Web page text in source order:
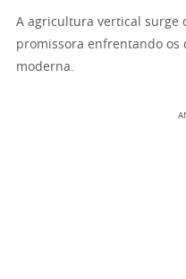
A agricultura vertical surge
promissora enfrentando os
moderna.